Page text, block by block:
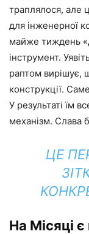
траплялося, але
для інженерної
майже тиждень
інструмент.
раптом вирішує,
конструкції.
У результаті їм
механізм. Слава
ЦЕ
На Місяці